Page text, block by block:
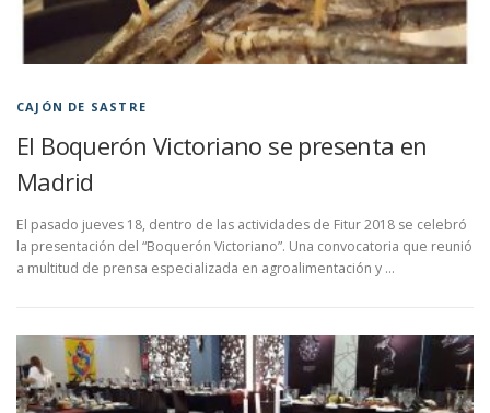
CAJÓN DE SASTRE
El Boquerón Victoriano se presenta en
Madrid
El pasado jueves 18, dentro de las actividades de Fitur 2018 se celebró
la presentación del “Boquerón Victoriano”. Una convocatoria que reunió
a multitud de prensa especializada en agroalimentación y …